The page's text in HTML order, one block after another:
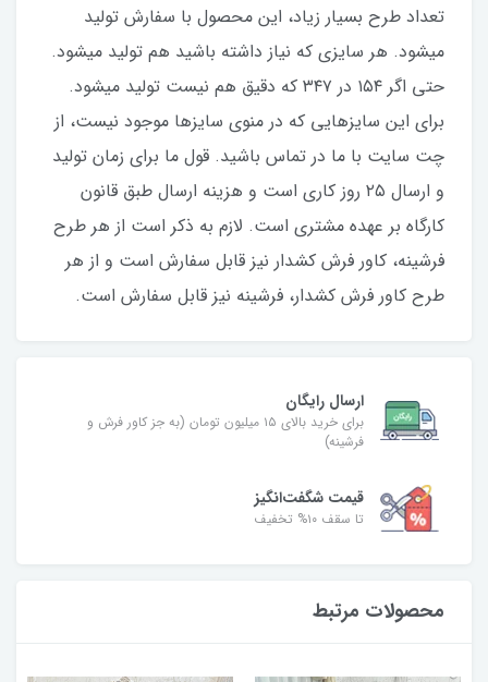
تعداد طرح بسیار زیاد، این محصول با سفارش تولید
میشود. هر سایزی که نیاز داشته باشید هم تولید میشود.
حتی اگر ۱۵۴ در ۳۴۷ که دقیق هم نیست تولید میشود.
برای این سایزهایی که در منوی سایزها موجود نیست، از
چت سایت با ما در تماس باشید. قول ما برای زمان تولید
و ارسال ۲۵‌ روز کاری است و هزینه ارسال طبق قانون
کارگاه بر عهده مشتری است. لازم به ذکر است از هر طرح
فرشینه، کاور فرش کشدار نیز قابل‌ سفارش است و از هر
طرح کاور فرش کشدار، فرشینه نیز قابل‌ سفارش است.
ارسال رایگان
برای خرید بالای ۱۵ میلیون تومان (به جز کاور فرش و
فرشینه)
قیمت شگفت‌انگیز
تا سقف ۱۰% تخفیف
محصولات مرتبط